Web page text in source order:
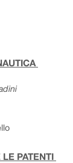
PATENTI